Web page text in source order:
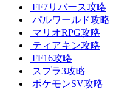
FF7リバース攻略
パルワールド攻略
マリオRPG攻略
ティアキン攻略
FF16攻略
スプラ3攻略
ポケモンSV攻略